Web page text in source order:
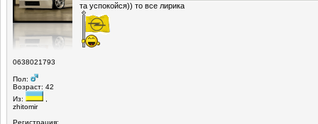
0638021793
Пол:
Возраст: 42
Из:
zhitomir
Регистрация:
та успокойся)) то все лирика